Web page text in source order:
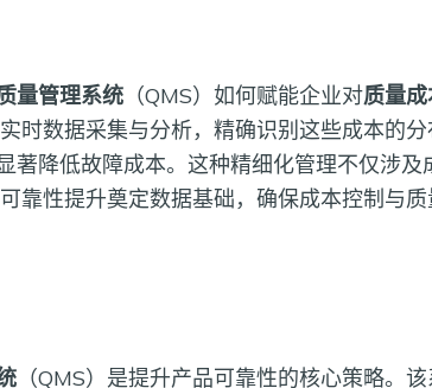
量管理系统 （QMS）如何赋能企业对质量
时数据采集与分析，精确识别这些成本的
著降低故障成本。这种精细化管理不仅涉
靠性提升奠定数据基础，确保成本控制与质
（QMS）是提升产品可靠性的核心策略。